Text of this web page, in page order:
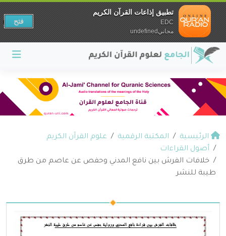
الرئيسية المكتبة الرقمية
علوم القرآن الكريم
أصول القراءات
خلافات الفرش بين نافع المدني وحفص عن عاصم من طرق
طيبة للنشر
تطبيق إذاعات القرآن الكريم
EDC
مجانيundefined
فتح